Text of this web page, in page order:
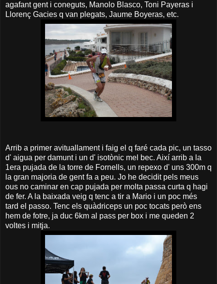
agafant gent i coneguts, Manolo Blasco, Toni Payeras i
Llorenç Gacies q van plegats, Jaume Boyeras, etc.
Arrib a primer avituallament i faig el q faré cada pic, un tasso
d' aigua per damunt i un d' isotònic mel bec. Així arrib a la
1era pujada de la torre de Fornells, un repexo d' uns 300m q
la gran majoria de gent fa a peu. Jo he decidit pels meus
ous no caminar en cap pujada per molta passa curta q hagi
de fer. A la baixada veig q tenc a tir a Mario i un poc més
tard el passo. Tenc els quàdriceps un poc tocats però ens
hem de fotre, ja duc 6km al pass per box i me queden 2
voltes i mitja.